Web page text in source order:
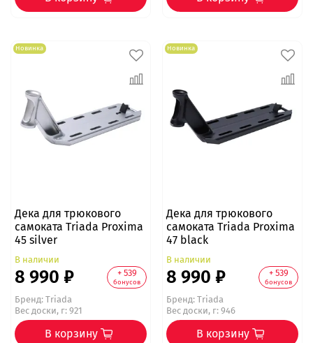
Новинка
Дека для трюкового
самоката Triada Proxima
45 silver
В наличии
8 990 ₽ + 539
бонусов
Бренд:Triada
Вес доски, г: 921
В корзину
Новинка
Дека для трюкового
самоката Triada Proxima
47 black
В наличии
8 990 ₽ + 539
бонусов
Бренд:Triada
Вес доски, г: 946
В корзину